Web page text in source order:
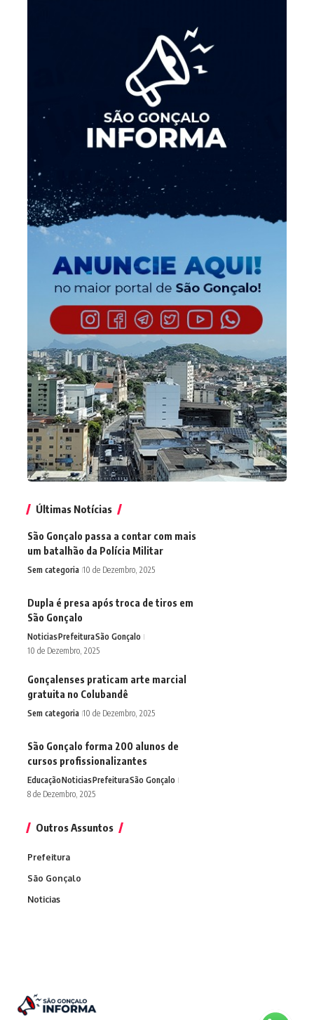
Últimas Notícias
São Gonçalo passa a contar com mais
um batalhão da Polícia Militar
Sem categoria 10 de Dezembro, 2025
Dupla é presa após troca de tiros em
São Gonçalo
NoticiasPrefeituraSão Gonçalo
10 de Dezembro, 2025
Gonçalenses praticam arte marcial
gratuita no Colubandê
Sem categoria 10 de Dezembro, 2025
São Gonçalo forma 200 alunos de
cursos profissionalizantes
EducaçãoNoticiasPrefeituraSão Gonçalo
8 de Dezembro, 2025
Outros Assuntos
Prefeitura
São Gonçalo
Noticias